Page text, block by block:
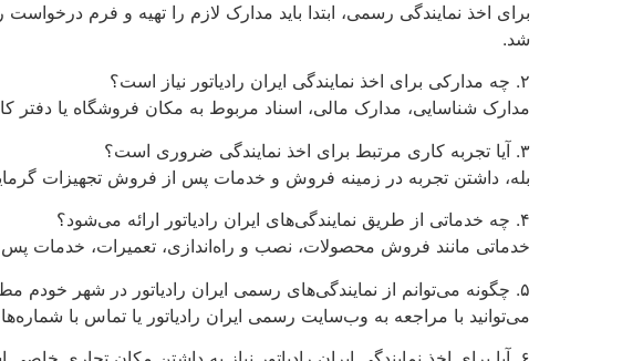
برای اخذ نمایندگی رسمی، ابتدا باید مدارک لازم را تهیه و فرم
شد.
۲. چه مدارکی برای اخذ نمایندگی ایران رادیاتور نیاز است؟
مدارک شناسایی، مدارک مالی، اسناد مربوط به مکان فروشگاه یا دفتر
۳. آیا تجربه کاری مرتبط برای اخذ نمایندگی ضروری است؟
بله، داشتن تجربه در زمینه فروش و خدمات پس از فروش تجهیزات
۴. چه خدماتی از طریق نمایندگی‌های ایران رادیاتور ارائه می‌شود؟
خدماتی مانند فروش محصولات، نصب و راه‌اندازی، تعمیرات، خدمات
۵. چگونه می‌توانم از نمایندگی‌های رسمی ایران رادیاتور در شهر خودم مطلع شوم؟
می‌توانید با مراجعه به وب‌سایت رسمی ایران رادیاتور یا تماس با